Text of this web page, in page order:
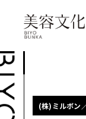
(株)ミルボン